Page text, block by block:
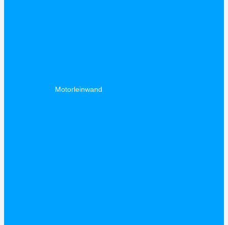
Motorleinwand